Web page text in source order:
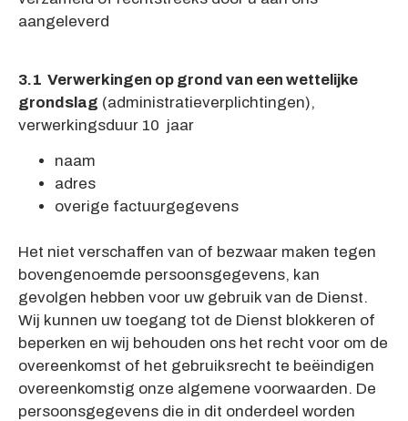
aangeleverd
3.1 Verwerkingen op grond van een wettelijke
grondslag (administratieverplichtingen),
verwerkingsduur 10 jaar
naam
adres
overige factuurgegevens
Het niet verschaffen van of bezwaar maken tegen
bovengenoemde persoonsgegevens, kan
gevolgen hebben voor uw gebruik van de Dienst.
Wij kunnen uw toegang tot de Dienst blokkeren of
beperken en wij behouden ons het recht voor om de
overeenkomst of het gebruiksrecht te beëindigen
overeenkomstig onze algemene voorwaarden. De
persoonsgegevens die in dit onderdeel worden